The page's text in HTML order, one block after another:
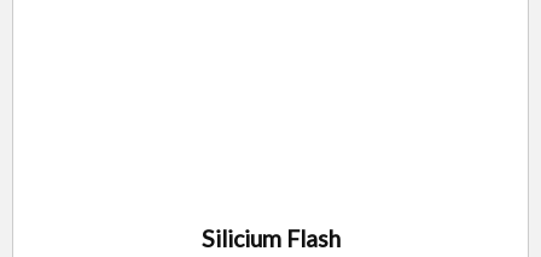
Silicium Flash